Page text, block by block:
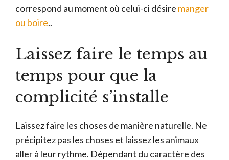
correspond au moment où celui-ci désire manger
ou boire..
Laissez faire le temps au
temps pour que la
complicité s’installe
Laissez faire les choses de manière naturelle. Ne
précipitez pas les choses et laissez les animaux
aller à leur rythme. Dépendant du caractère des